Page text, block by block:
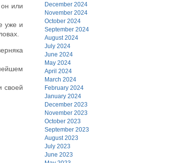
или
уже и
своей
December 2024
November 2024
October 2024
September 2024
August 2024
July 2024
June 2024
May 2024
April 2024
March 2024
February 2024
January 2024
December 2023
November 2023
October 2023
September 2023
August 2023
July 2023
June 2023